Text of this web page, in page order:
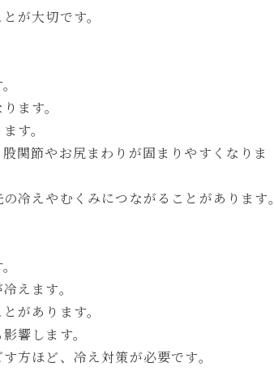
が大切です。
ます。
す。
関節やお尻まわりが固まりやすくなりま
冷えやむくみにつながることがあります。
えます。
があります。
響します。
方ほど、冷え対策が必要です。